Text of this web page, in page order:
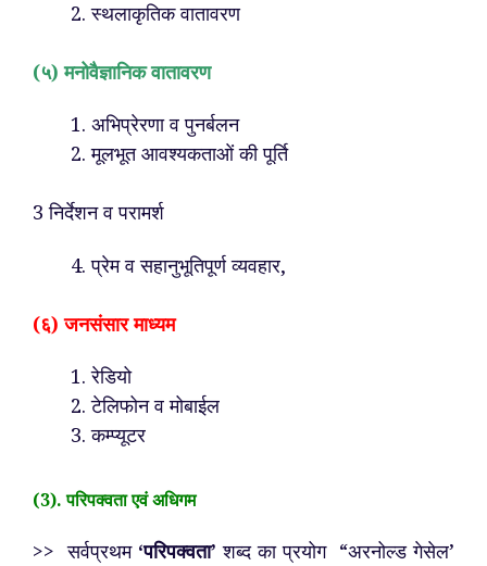
स्थलाकृतिक वातावरण
(५) मनोवैज्ञानिक वातावरण
अभिप्रेरणा व पुनर्बलन
मूलभूत आवश्यकताओं की पूर्ति
3 निर्देशन व परामर्श
प्रेम व सहानुभूतिपूर्ण व्यवहार,
(६) जनसंसार माध्यम
रेडियो
टेलिफोन व मोबाईल
कम्प्यूटर
(3). परिपक्वता एवं अधिगम
>> सर्वप्रथम ‘परिपक्वता’ शब्द का प्रयोग “अरनोल्ड गेसेल’